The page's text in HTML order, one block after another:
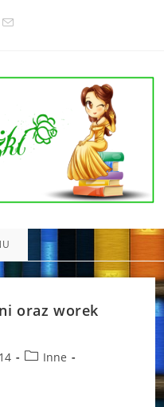
oraz worek
PostInne